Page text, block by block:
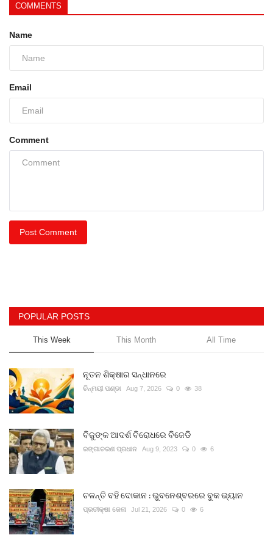
COMMENTS
Name
Email
Comment
Post Comment
POPULAR POSTS
This Week This Month All Time
ନୂତନ ଶିକ୍ଷାର ସନ୍ଧାନରେ
ଚିନ୍ମୟୀ ପଣ୍ଡା Aug 7, 2026 0 38
ବିଜୁଙ୍କ ଆଦର୍ଶ ବିରୋଧରେ ବିଜେଡି
ରଙ୍ଗାଚରଣ ପ୍ରଧାନ Aug 9, 2023 0 6
ଚଳନ୍ତି ବହି ଦୋକାନ : ଭୁବନେଶ୍ବରରେ ବୁକ ଭ୍ୟାନ
ପ୍ରତୀକ୍ଷା ଜେନା Jul 21, 2026 0 6